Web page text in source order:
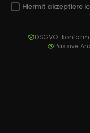
Hiermit akzeptiere
DSGVO-konform
Passive